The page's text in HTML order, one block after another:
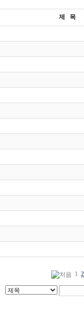
제 목
1 2